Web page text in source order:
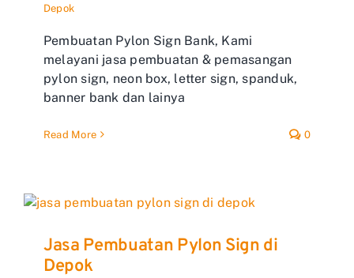
Depok
Pembuatan Pylon Sign Bank, Kami
melayani jasa pembuatan & pemasangan
pylon sign, neon box, letter sign, spanduk,
banner bank dan lainya
Read More 0
Jasa Pembuatan Pylon Sign di
Depok